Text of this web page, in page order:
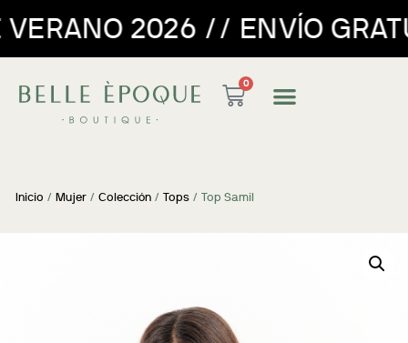
// ENVÍO GRATUITO
0
Inicio / Mujer / Colección / Tops / Top Samil